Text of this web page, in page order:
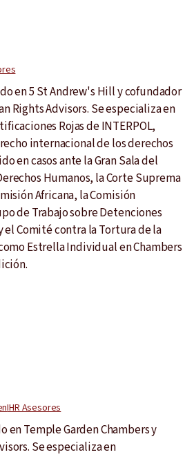
en 5 St Andrew's Hill y cofundador
Rights Advisors. Se especializa en
Rojas de INTERPOL,
internacional de los derechos
en casos ante la Gran Sala del
Humanos, la Corte Suprema
Africana, la Comisión
de Trabajo sobre Detenciones
el Comité contra la Tortura de la
Estrella Individual en Chambers
IHR Asesores
en Temple Garden Chambers y
Se especializa en